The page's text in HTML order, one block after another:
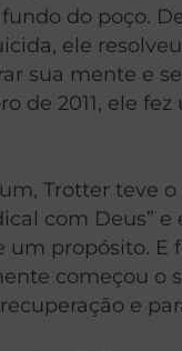
do poço.
ele
sua mente e
de 2011, ele
Trotter teve
com Deus”
um propósito. E
começou o
e